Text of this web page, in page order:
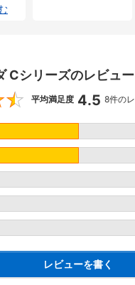
Cシリーズのレビュー
4.5
平均満足度 4.5 8件の
レビューを書く